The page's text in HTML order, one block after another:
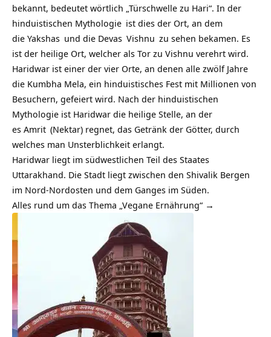
bekannt, bedeutet wörtlich „Türschwelle zu Hari“. In der
hinduistischen Mythologie ist dies der Ort, an dem
die Yakshas und die Devas Vishnu zu sehen bekamen. Es
ist der heilige Ort, welcher als Tor zu Vishnu verehrt wird.
Haridwar ist einer der vier Orte, an denen alle zwölf Jahre
die Kumbha Mela, ein hinduistisches Fest mit Millionen von
Besuchern, gefeiert wird. Nach der hinduistischen
Mythologie ist Haridwar die heilige Stelle, an der
es Amrit (Nektar) regnet, das Getränk der Götter, durch
welches man Unsterblichkeit erlangt.
Haridwar liegt im südwestlichen Teil des Staates
Uttarakhand. Die Stadt liegt zwischen den Shivalik Bergen
im Nord-Nordosten und dem Ganges im Süden.
Alles rund um das Thema „Vegane Ernährung“ →